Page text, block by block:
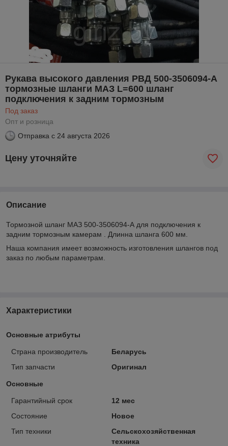
Рукава высокого давления РВД 500-3506094-А
тормозные шланги МАЗ L=600 шланг
подключения к задним тормозным
Под заказ
Опт и розница
Отправка с 24 августа 2026
Цену уточняйте
Описание
Тормозной шланг МАЗ 500-3506094-А для подключения к
задним тормозным камерам . Длинна шланга 600 мм.
Наша компания имеет возможность изготовления шлангов под
заказ по любым параметрам.
Характеристики
Основные атрибуты
Страна производитель
Беларусь
Тип запчасти
Оригинал
Основные
Гарантийный срок
12 мес
Состояние
Новое
Тип техники
Сельскохозяйственная
техника